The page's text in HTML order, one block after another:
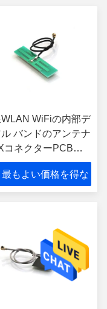
WiFiの内部デ
ル バンドのアンテナ
コネクターPCB材
5.8Ghz
最もよい価格を得な